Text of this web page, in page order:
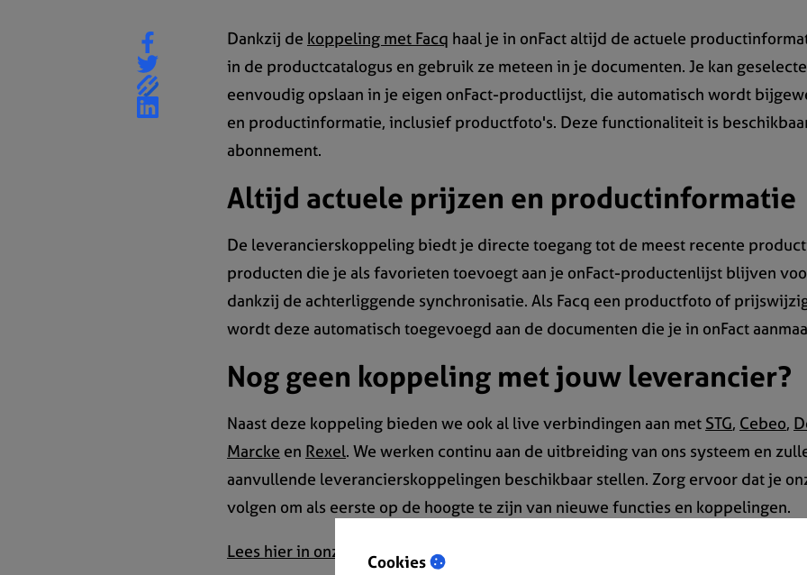
Dankzij de koppeling met Facq haal je in onFact altijd de actuele
in de productcatalogus en gebruik ze meteen in je documenten. Je kan
eenvoudig opslaan in je eigen onFact-productlijst, die automatisch wordt
en productinformatie, inclusief productfoto's. Deze functionaliteit is
abonnement.
Altijd actuele prijzen en productinformatie
De leverancierskoppeling biedt je directe toegang tot de meest recente
producten die je als favorieten toevoegt aan je onFact-productenlijst blijven
dankzij de achterliggende synchronisatie. Als Facq een productfoto of
wordt deze automatisch toegevoegd aan de documenten die je in onFact
Nog geen koppeling met jouw leverancier?
Naast deze koppeling bieden we ook al live verbindingen aan met STG, Cebeo,
Marcke en Rexel. We werken continu aan de uitbreiding van ons systeem en
aanvullende leverancierskoppelingen beschikbaar stellen. Zorg ervoor dat je
volgen om als eerste op de hoogte te zijn van nieuwe functies en koppelingen.
Lees hier in onze handleiding hoe je de koppeling opzet
Cookies